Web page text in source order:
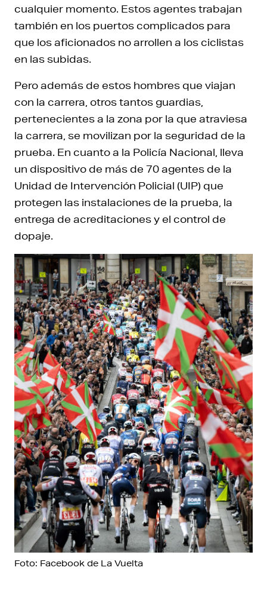
cualquier momento. Estos agentes trabajan
también en los puertos complicados para
que los aficionados no arrollen a los ciclistas
en las subidas.
Pero además de estos hombres que viajan
con la carrera, otros tantos guardias,
pertenecientes a la zona por la que atraviesa
la carrera, se movilizan por la seguridad de la
prueba. En cuanto a la Policía Nacional, lleva
un dispositivo de más de 70 agentes de la
Unidad de Intervención Policial (UIP) que
protegen las instalaciones de la prueba, la
entrega de acreditaciones y el control de
dopaje.
Foto: Facebook de La Vuelta